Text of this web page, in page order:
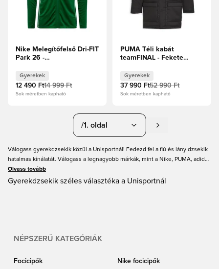
Nike Melegítőfelső Dri-FIT
Park 26 -
Gyerekek
12 490 Ft14 999 Ft
Sok méretben kapható
PUMA Téli kabát
teamFINAL - Fekete
Gyerekek
37 990 Ft52 990 Ft
Sok méretben kapható
/1. oldal
Válogass gyerekdzsekik közül a Unisportnál! Fedezd fel a fiú és lány dzsekik
hatalmas kínálatát. Válogass a legnagyobb márkák, mint a Nike, PUMA, adidas
és sok más termékei közül. Kínálunk gyerekdzsekiket minden évszakra:
nyárra, télre, tavaszra és őszre. Találd meg a tökéletes darabot, legyen szó
Olvass tovább
Gyerekdzsekik széles választéka a Unisportnál
NÉPSZERŰ KATEGÓRIÁK
Focicipők Nike focicipők